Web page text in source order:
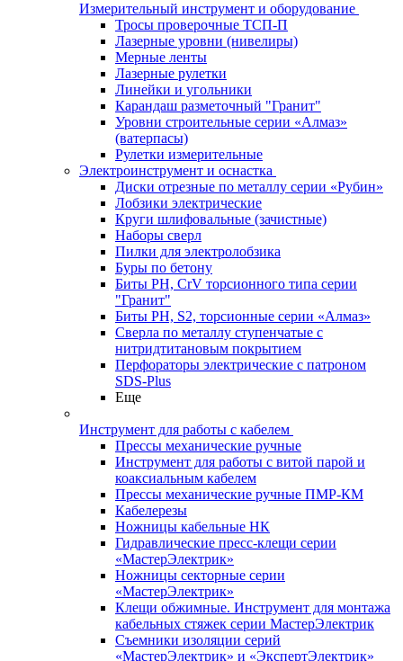
Измерительный инструмент и оборудование
Тросы проверочные ТСП-П
Лазерные уровни (нивелиры)
Мерные ленты
Лазерные рулетки
Линейки и угольники
Карандаш разметочный "Гранит"
Уровни строительные серии «Алмаз»
(ватерпасы)
Рулетки измерительные
Электроинструмент и оснастка
Диски отрезные по металлу серии «Рубин»
Лобзики электрические
Круги шлифовальные (зачистные)
Наборы сверл
Пилки для электролобзика
Буры по бетону
Биты PH, CrV торсионного типа серии
"Гранит"
Биты PH, S2, торсионные серии «Алмаз»
Сверла по металлу ступенчатые с
нитридтитановым покрытием
Перфораторы электрические с патроном
SDS-Plus
Еще
Инструмент для работы с кабелем
Прессы механические ручные
Инструмент для работы с витой парой и
коаксиальным кабелем
Прессы механические ручные ПМР-КМ
Кабелерезы
Ножницы кабельные НК
Гидравлические пресс-клещи серии
«МастерЭлектрик»
Ножницы секторные серии
«МастерЭлектрик»
Клещи обжимные. Инструмент для монтажа
кабельных стяжек серии МастерЭлектрик
Съемники изоляции серий
«МастерЭлектрик» и «ЭкспертЭлектрик»